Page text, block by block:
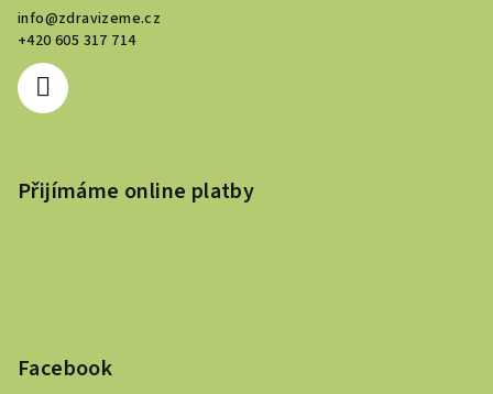
info@zdravizeme.cz
+420 605 317 714
Přijímáme online platby
Facebook